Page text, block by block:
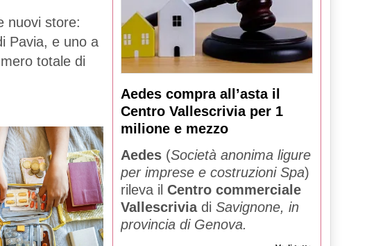
nuovi store:
Pavia, e uno a
totale di
Aedes compra all’asta il
Centro Vallescrivia per 1
milione e mezzo
Aedes (Società anonima ligure
per imprese e costruzioni Spa)
rileva il Centro commerciale
Vallescriviadi Savignone, in
provincia di Genova.